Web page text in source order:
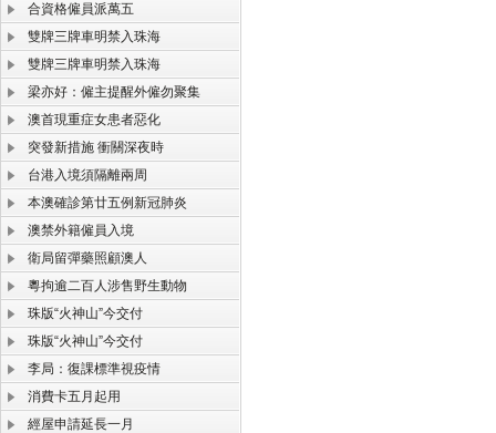
合資格僱員派萬五
雙牌三牌車明禁入珠海
雙牌三牌車明禁入珠海
梁亦好：僱主提醒外僱勿聚集
澳首現重症女患者惡化
突發新措施 衝關深夜時
台港入境須隔離兩周
本澳確診第廿五例新冠肺炎
澳禁外籍僱員入境
衛局留彈藥照顧澳人
粵拘逾二百人涉售野生動物
珠版“火神山”今交付
珠版“火神山”今交付
李局：復課標準視疫情
消費卡五月起用
經屋申請延長一月